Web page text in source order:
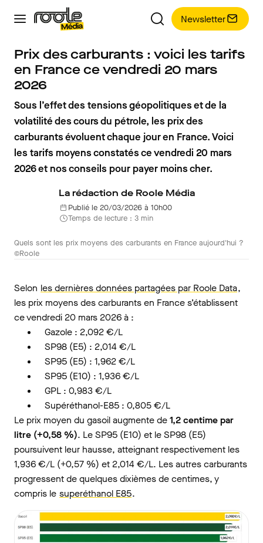
Newsletter
Prix des carburants : voici les tarifs
en France ce vendredi 20 mars
2026
Sous l’effet des tensions géopolitiques et de la
volatilité des cours du pétrole, les prix des
carburants évoluent chaque jour en France. Voici
les tarifs moyens constatés ce vendredi 20 mars
2026 et nos conseils pour payer moins cher.
La rédaction de Roole Média
Publié le 20/03/2026 à 10h00
Temps de lecture : 3 min
Quels sont les prix moyens des carburants en France aujourd'hui ?
©Roole
Selon les dernières données partagées par Roole Data,
les prix moyens des carburants en France s’établissent
ce vendredi 20 mars 2026 à :
Gazole : 2,092 €/L
SP98 (E5) : 2,014 €/L
SP95 (E5) : 1,962 €/L
SP95 (E10) : 1,936 €/L
GPL : 0,983 €/L
Supéréthanol-E85 : 0,805 €/L
Le prix moyen du gasoil augmente de1,2 centime par
litre (+0,58 %). Le SP95 (E10) et le SP98 (E5)
poursuivent leur hausse, atteignant respectivement les
1,936 €/L (+0,57 %) et 2,014 €/L. Les autres carburants
progressent de quelques dixièmes de centimes, y
compris le superéthanol E85.